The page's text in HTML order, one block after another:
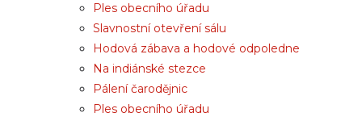
Ples obecního úřadu
Slavnostní otevření sálu
Hodová zábava a hodové odpoledne
Na indiánské stezce
Pálení čarodějnic
Ples obecního úřadu